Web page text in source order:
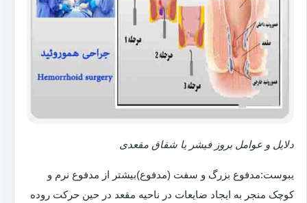
دلایل و عوامل بروز فیشر یا شقاق مقعدی
یبوست:مدفوع بزرگ و سفت (مدفوع)بیشتر از مدفوع نرم و
کوچک منجر به ایجاد ضایعات در ناحیه مقعد در حین حرکت روده